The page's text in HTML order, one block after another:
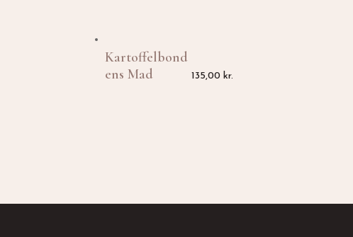
Kartoffelbond
ens Mad
135,00 kr.